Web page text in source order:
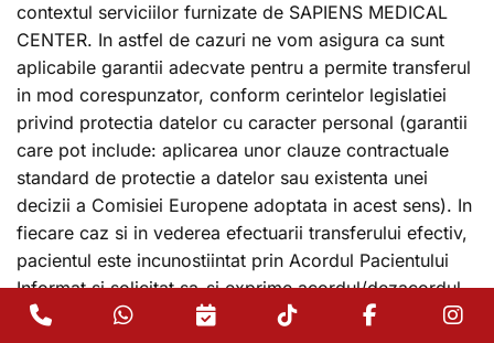
contextul serviciilor furnizate de SAPIENS MEDICAL
CENTER. In astfel de cazuri ne vom asigura ca sunt
aplicabile garantii adecvate pentru a permite transferul
in mod corespunzator, conform cerintelor legislatiei
privind protectia datelor cu caracter personal (garantii
care pot include: aplicarea unor clauze contractuale
standard de protectie a datelor sau existenta unei
decizii a Comisiei Europene adoptata in acest sens). In
fiecare caz si in vederea efectuarii transferului efectiv,
pacientul este incunostiintat prin Acordul Pacientului
Informat si solicitat sa-si exprime acordul/dezacordul
aferent situatiei impuse de serviciul medical respectiv,
Phone WhatsAppProgramareTikTok Facebook